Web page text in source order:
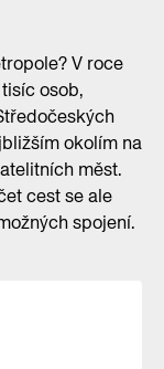
V roce
osob,
okolím na
měst.
cest se ale
spojení.